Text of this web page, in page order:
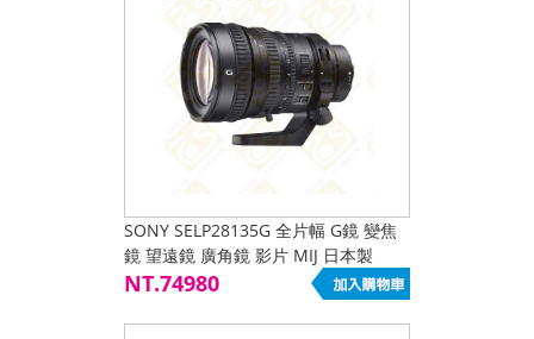
SONY SELP28135G 全片幅 G鏡 變焦
鏡 望遠鏡 廣角鏡 影片 MIJ 日本製
NT.74980